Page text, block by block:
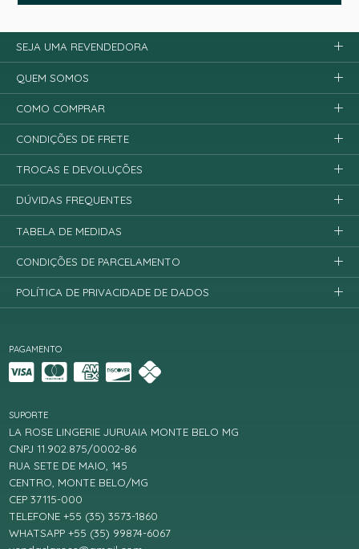
PAGAMENTO
SUPORTE
LA ROSE LINGERIE JURUAIA MONTE BELO MG
CNPJ 11.902.875/0002-86
RUA SETE DE MAIO, 145
CENTRO, MONTE BELO/MG
CEP 37115-000
TELEFONE +55 (35) 3573-1860
WHATSAPP +55 (35) 99874-6067
SEJA UMA REVENDEDORA
QUEM SOMOS
COMO COMPRAR
CONDIÇÕES DE FRETE
TROCAS E DEVOLUÇÕES
DÚVIDAS FREQUENTES
TABELA DE MEDIDAS
CONDIÇÕES DE PARCELAMENTO
POLÍTICA DE PRIVACIDADE DE DADOS